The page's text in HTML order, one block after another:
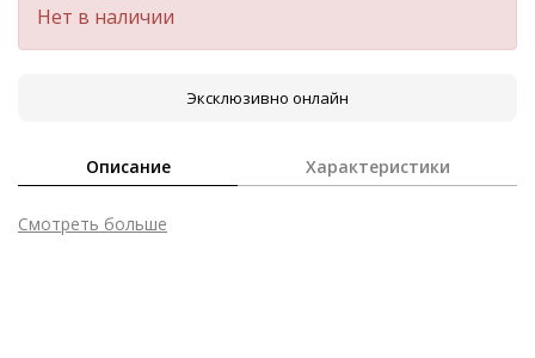
Нет в наличии
Эксклюзивно онлайн
Описание Характеристики
Смотреть больше